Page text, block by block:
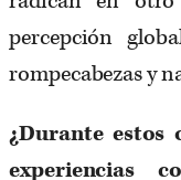
percepción
rompecabezas y
¿Durante estos
experiencias